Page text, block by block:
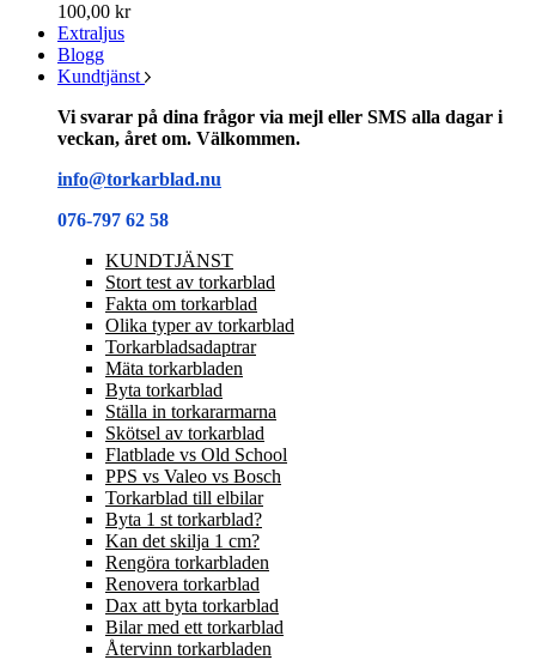
100,00 kr
Extraljus
Blogg
Kundtjänst
Vi svarar på dina frågor via mejl eller SMS alla dagar i
veckan, året om. Välkommen.
info@torkarblad.nu
076-797 62 58
KUNDTJÄNST
Stort test av torkarblad
Fakta om torkarblad
Olika typer av torkarblad
Torkarbladsadaptrar
Mäta torkarbladen
Byta torkarblad
Ställa in torkararmarna
Skötsel av torkarblad
Flatblade vs Old School
PPS vs Valeo vs Bosch
Torkarblad till elbilar
Byta 1 st torkarblad?
Kan det skilja 1 cm?
Rengöra torkarbladen
Renovera torkarblad
Dax att byta torkarblad
Bilar med ett torkarblad
Återvinn torkarbladen